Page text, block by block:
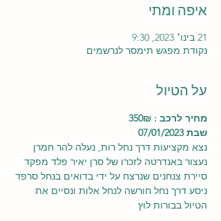
איפה ומתי
21 בינו׳ 2023, 9:30
נקודת מפגש תימסר לנרשמים
על הטיול
מחיר לרכב : 350₪
שבת 07/01/2023
נצא מקציעות דרך נחל רות, נעלה להר חמרן
נעצור באנדרטה לזכרו של סרן יאיר פלד מפקד
סיירת צנחנים שנרצח על ידי בדואים בנחל סרפד
ניסע דרך נחל חורשה לנחל אלות ונסיים את
הטיול בבורות לוץ